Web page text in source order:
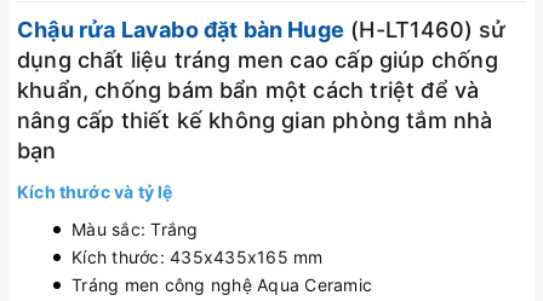
Chậu rửa Lavabo đặt bàn Huge (H-LT1460) sử
dụng chất liệu tráng men cao cấp giúp chống
khuẩn, chống bám bẩn một cách triệt để và
nâng cấp thiết kế không gian phòng tắm nhà
bạn
Kích thước và tỷ lệ
Màu sắc: Trắng
Kích thước: 435x435x165 mm
Tráng men công nghệ Aqua Ceramic